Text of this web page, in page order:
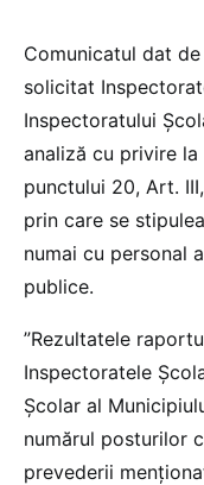
Comunicatul dat
solicitat
Inspectoratului
analiză cu privire
punctului 20, Art.
prin care se
numai cu personal
publice.
”Rezultatele
Inspectoratele
Școlar al
numărul posturilor
prevederii